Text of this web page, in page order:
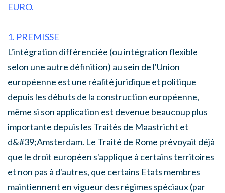
EURO.
1. PREMISSE
L'intégration différenciée (ou intégration flexible
selon une autre définition) au sein de l'Union
européenne est une réalité juridique et politique
depuis les débuts de la construction européenne,
même si son application est devenue beaucoup plus
importante depuis les Traités de Maastricht et
d&#39;Amsterdam. Le Traité de Rome prévoyait déjà
que le droit européen s'applique à certains territoires
et non pas à d'autres, que certains Etats membres
maintiennent en vigueur des régimes spéciaux (par